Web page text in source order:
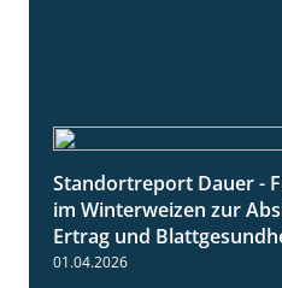
Standortreport Dauer -
im Winterweizen zur
Ertrag und
01.04.2026